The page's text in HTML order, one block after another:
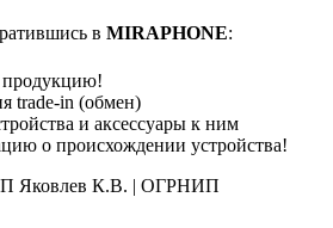
в MIRAPHONE:
trade-in (обмен)
и аксессуары к ним
о происхождении устройства!
Яковлев К.В. | ОГРНИП